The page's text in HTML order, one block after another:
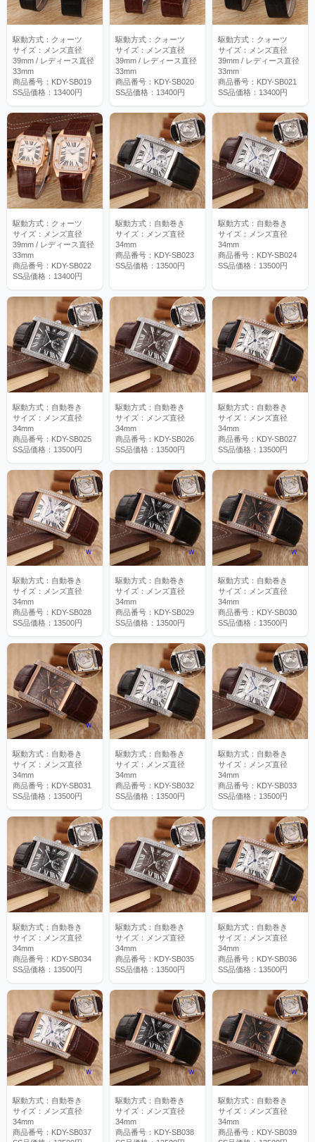
駆動方式：クォーツ
サイズ：メンズ直径
39mm / レディース直径
33mm
商品番号：KDY-SB019
SS品価格：13400円
駆動方式：クォーツ
サイズ：メンズ直径
39mm / レディース直径
33mm
商品番号：KDY-SB020
SS品価格：13400円
駆動方式：クォーツ
サイズ：メンズ直径
39mm / レディース直径
33mm
商品番号：KDY-SB021
SS品価格：13400円
駆動方式：クォーツ
サイズ：メンズ直径
39mm / レディース直径
33mm
商品番号：KDY-SB022
SS品価格：13400円
駆動方式：自動巻き
サイズ：メンズ直径
34mm
商品番号：KDY-SB023
SS品価格：13500円
駆動方式：自動巻き
サイズ：メンズ直径
34mm
商品番号：KDY-SB024
SS品価格：13500円
駆動方式：自動巻き
サイズ：メンズ直径
34mm
商品番号：KDY-SB025
SS品価格：13500円
駆動方式：自動巻き
サイズ：メンズ直径
34mm
商品番号：KDY-SB026
SS品価格：13500円
駆動方式：自動巻き
サイズ：メンズ直径
34mm
商品番号：KDY-SB027
SS品価格：13500円
駆動方式：自動巻き
サイズ：メンズ直径
34mm
商品番号：KDY-SB028
SS品価格：13500円
駆動方式：自動巻き
サイズ：メンズ直径
34mm
商品番号：KDY-SB029
SS品価格：13500円
駆動方式：自動巻き
サイズ：メンズ直径
34mm
商品番号：KDY-SB030
SS品価格：13500円
駆動方式：自動巻き
サイズ：メンズ直径
34mm
商品番号：KDY-SB031
SS品価格：13500円
駆動方式：自動巻き
サイズ：メンズ直径
34mm
商品番号：KDY-SB032
SS品価格：13500円
駆動方式：自動巻き
サイズ：メンズ直径
34mm
商品番号：KDY-SB033
SS品価格：13500円
駆動方式：自動巻き
サイズ：メンズ直径
34mm
商品番号：KDY-SB034
SS品価格：13500円
駆動方式：自動巻き
サイズ：メンズ直径
34mm
商品番号：KDY-SB035
SS品価格：13500円
駆動方式：自動巻き
サイズ：メンズ直径
34mm
商品番号：KDY-SB036
SS品価格：13500円
駆動方式：自動巻き
サイズ：メンズ直径
34mm
商品番号：KDY-SB037
駆動方式：自動巻き
サイズ：メンズ直径
34mm
商品番号：KDY-SB038
駆動方式：自動巻き
サイズ：メンズ直径
34mm
商品番号：KDY-SB039